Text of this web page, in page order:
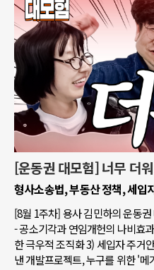
[운동권 대모험] 너무 더
형사소송법, 부동산 정책, 세입
[8월 1주차] 용사 김민하의 운동
- 공소기각과 연임개헌의 나비효
한 극우적 조직화 3) 세입자 주거
낸 개발프로젝트, 누구를 위한 '메